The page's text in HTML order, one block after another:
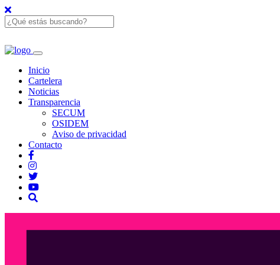
Inicio
Cartelera
Noticias
Transparencia
SECUM
OSIDEM
Aviso de privacidad
Contacto